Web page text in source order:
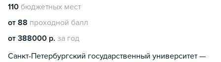
110 бюджетных мест
от 88 проходной балл
от 388000 р. за год
Санкт-Петербургский государственный университет —